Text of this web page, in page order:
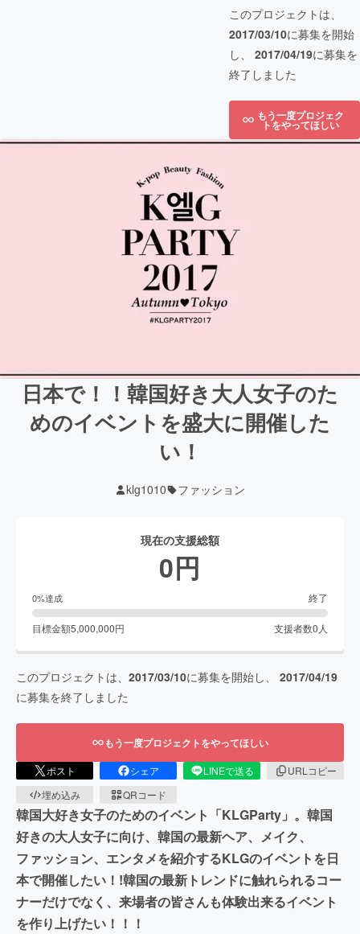
このプロジェクトは、
2017/03/10に募集を開始
し、 2017/04/19に募集を
終了しました
もう一度プロジェク
トをやってほしい
日本で！！韓国好き大人女子のた
めのイベントを盛大に開催した
い！
klg1010 ファッション
現在の支援総額
0円
0%達成 終了
目標金額5,000,000円 支援者数0 人
このプロジェクトは、 2017/03/10に募集を開始し、 2017/04/19
に募集を終了しました
もう一度プロジェクトをやってほしい
ポスト シェア LINEで送る
URLコピー
埋め込み
QRコード
韓国大好き女子のためのイベント「KLGParty」。韓国
好きの大人女子に向け、韓国の最新ヘア、メイク、
ファッション、エンタメを紹介するKLGのイベントを日
本で開催したい！!韓国の最新トレンドに触れられるコー
ナーだけでなく、来場者の皆さんも体験出来るイベント
を作り上げたい！！！